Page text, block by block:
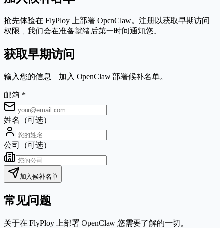
抢先体验在 FlyPloy 上部署 OpenClaw。注册以获取早期访问
权限，我们会在准备就绪后第一时间通知您。
获取早期访问
输入您的信息，加入 OpenClaw 部署候补名单。
邮箱 *
姓名（可选）
公司（可选）
加入候补名单
常见问题
关于在 FlyPloy 上部署 OpenClaw 您需要了解的一切。